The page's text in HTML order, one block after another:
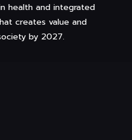
health and integrated
creates value and
by 2027.